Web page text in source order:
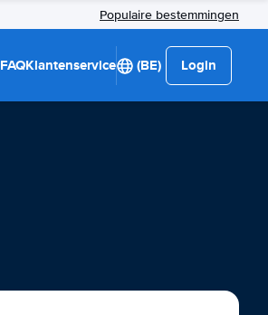
Populaire bestemmingen
FAQKlantenservice (BE) Login